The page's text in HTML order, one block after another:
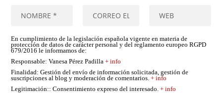
En cumplimiento de la legislación española vigente en materia de
protección de datos de carácter personal y del reglamento europeo RGPD
679/2016 le informamos de:
Responsable: Vanesa Pérez Padilla+ info
Finalidad: Gestión del envío de información solicitada, gestión de
suscripciones al blog y moderación de comentarios.+ info
Legitimación:: Consentimiento expreso del interesado.+ info